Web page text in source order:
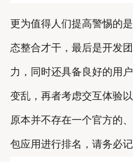
更为值得人们提高警惕的
态整合才干，最后是开发
力，同时还具备良好的用
变乱，再者考虑交互体验
原本并不存在一个官方的
包应用进行排名，请务必记